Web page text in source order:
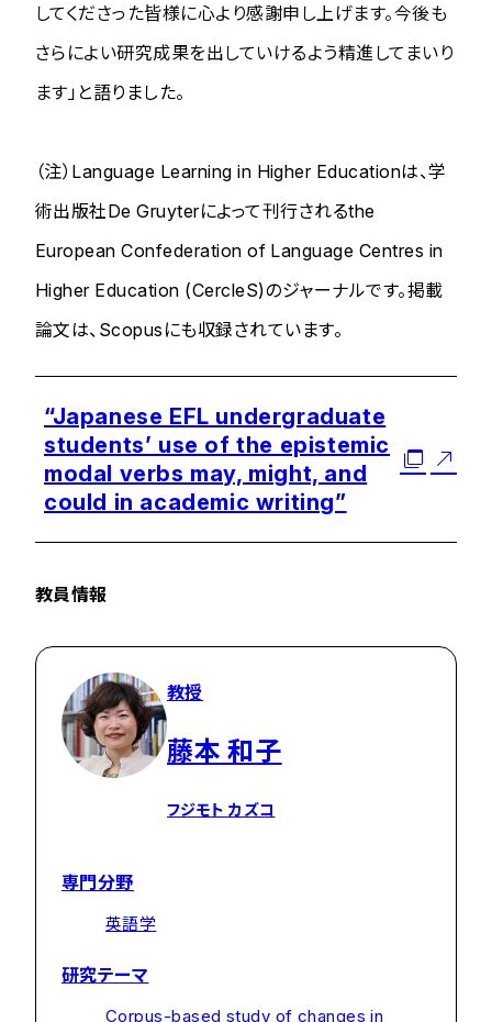
してくださった皆様に心より感謝申し上げます。今後も
さらによい研究成果を出していけるよう精進してまいり
ます 」と語りました。
（注） Language Learning in Higher Educationは、学
術出版社De Gruyterによって刊行されるthe
European Confederation of Language Centres in
Higher Education (CercleS)のジャーナルです。掲載
論文は、Scopusにも収録されています。
“Japanese EFL undergraduate
students’ use of the epistemic
modal verbs may, might, and
could in academic writing”
教員情報
教授
藤本 和子
フジモト カズコ
専門分野
英語学
研究テーマ
Corpus-based study of changes in